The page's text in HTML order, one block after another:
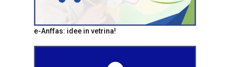
e-Anffas: idee in vetrina!